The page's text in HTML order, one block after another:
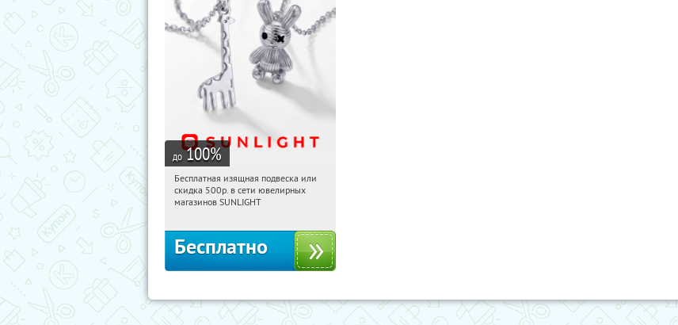
до 100%
12:45:35 Получили:
Россия
Бесплатная изящная подвеска или
скидка 500р. в сети ювелирных
магазинов SUNLIGHT
Бесплатно